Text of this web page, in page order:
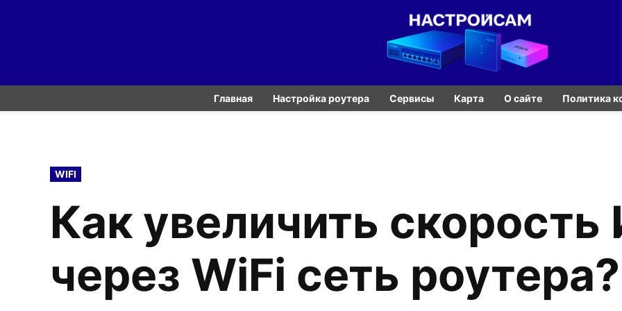
Главная Настройка роутера Сервисы Карта О сайте Политика
POSTED
IN
WIFI
Как увеличить скорость
через WiFi сеть